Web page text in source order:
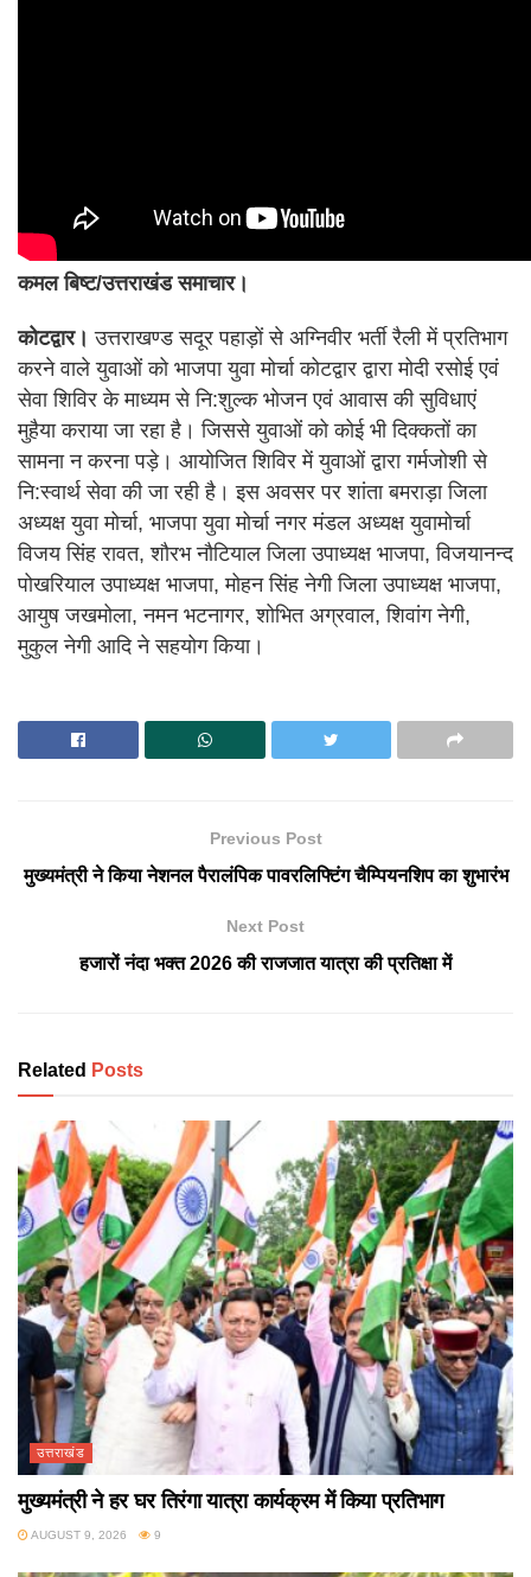
कमल बिष्ट/उत्तराखंड समाचार।
कोटद्वार। उत्तराखण्ड सदूर पहाड़ों से अग्निवीर भर्ती रैली में प्रतिभाग
करने वाले युवाओं को भाजपा युवा मोर्चा कोटद्वार द्वारा मोदी रसोई एवं
सेवा शिविर के माध्यम से नि:शुल्क भोजन एवं आवास की सुविधाएं
मुहैया कराया जा रहा है। जिससे युवाओं को कोई भी दिक्कतों का
सामना न करना पड़े। आयोजित शिविर में युवाओं द्वारा गर्मजोशी से
नि:स्वार्थ सेवा की जा रही है। इस अवसर पर शांता बमराड़ा जिला
अध्यक्ष युवा मोर्चा, भाजपा युवा मोर्चा नगर मंडल अध्यक्ष युवामोर्चा
विजय सिंह रावत, शौरभ नौटियाल जिला उपाध्यक्ष भाजपा, विजयानन्द
पोखरियाल उपाध्यक्ष भाजपा, मोहन सिंह नेगी जिला उपाध्यक्ष भाजपा,
आयुष जखमोला, नमन भटनागर, शोभित अग्रवाल, शिवांग नेगी,
मुकुल नेगी आदि ने सहयोग किया।
Previous Post
मुख्यमंत्री ने किया नेशनल पैरालंपिक पावरलिफ्टिंग चैम्पियनशिप का शुभारंभ
Next Post
हजारों नंदा भक्त 2026 की राजजात यात्रा की प्रतिक्षा में
Related Posts
उत्तराखंड
मुख्यमंत्री ने हर घर तिरंगा यात्रा कार्यक्रम में किया प्रतिभाग
AUGUST 9, 2026 9